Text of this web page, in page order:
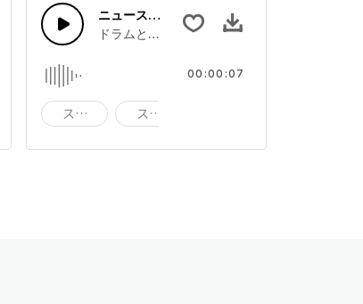
レビのスイッチオフ
ニュースアラートスティング
ドラムとシンセが刺すような風
スティング スタブ
00:00:07